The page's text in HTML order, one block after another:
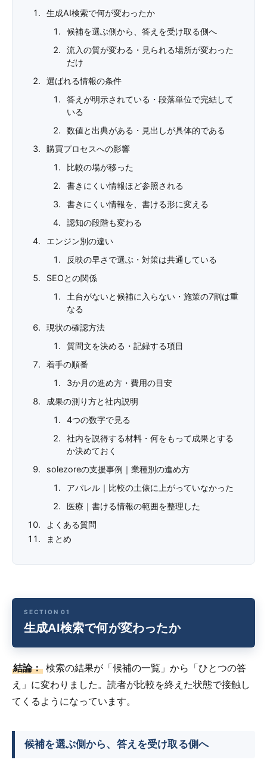
生成AI検索で何が変わったか
候補を選ぶ側から、答えを受け取る側へ
流入の質が変わる・見られる場所が変わった
だけ
選ばれる情報の条件
答えが明示されている・段落単位で完結して
いる
数値と出典がある・見出しが具体的である
購買プロセスへの影響
比較の場が移った
書きにくい情報ほど参照される
書きにくい情報を、書ける形に変える
認知の段階も変わる
エンジン別の違い
反映の早さで選ぶ・対策は共通している
SEOとの関係
土台がないと候補に入らない・施策の7割は重
なる
現状の確認方法
質問文を決める・記録する項目
着手の順番
3か月の進め方・費用の目安
成果の測り方と社内説明
4つの数字で見る
社内を説得する材料・何をもって成果とする
か決めておく
solezoreの支援事例｜業種別の進め方
アパレル｜比較の土俵に上がっていなかった
医療｜書ける情報の範囲を整理した
よくある質問
まとめ
生成AI検索で何が変わったか
結論： 検索の結果が「候補の一覧」から「ひとつの答
え」に変わりました。読者が比較を終えた状態で接触し
てくるようになっています。
候補を選ぶ側から、答えを受け取る側へ